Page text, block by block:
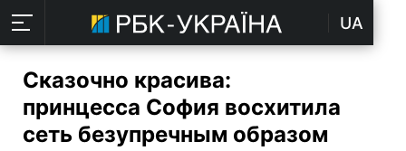
UA
Сказочно красива:
принцесса София восхитила
сеть безупречным образом